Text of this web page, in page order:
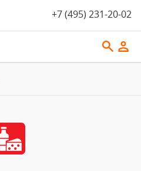
+7 (495) 231-20-02